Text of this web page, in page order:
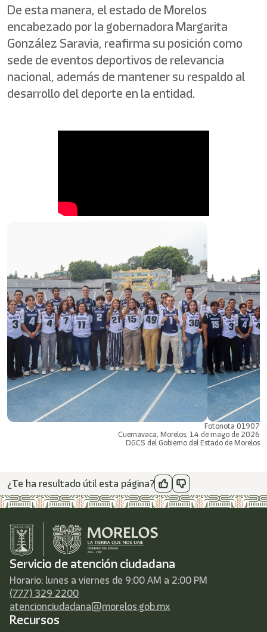
De esta manera, el estado de Morelos
encabezado por la gobernadora Margarita
González Saravia, reafirma su posición como
sede de eventos deportivos de relevancia
nacional, además de mantener su respaldo al
desarrollo del deporte en la entidad.
Fotonota 01907
Cuernavaca, Morelos; 14 de mayo de 2026
DGCS del Gobierno del Estado de Morelos
¿Te ha resultado útil esta página?
Servicio de atención ciudadana
Horario: lunes a viernes de 9:00 AM a 2:00 PM
(777) 329 2200
atencionciudadana@morelos.gob.mx
Recursos